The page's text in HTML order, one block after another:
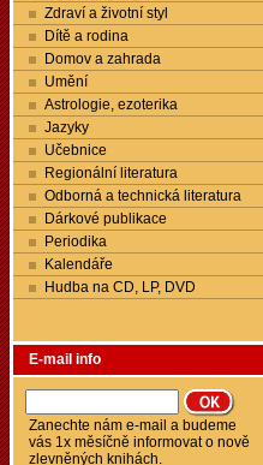
Zdraví a životní styl
Dítě a rodina
Domov a zahrada
Umění
Astrologie, ezoterika
Jazyky
Učebnice
Regionální literatura
Odborná a technická literatura
Dárkové publikace
Periodika
Kalendáře
Hudba na CD, LP, DVD
E-mail info
Zanechte nám e-mail a budeme
vás 1x měsíčně informovat o nově
zlevněných knihách.